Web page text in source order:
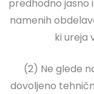
predhodno jasno
namenih
ki ureja
(2) Ne glede
dovoljeno